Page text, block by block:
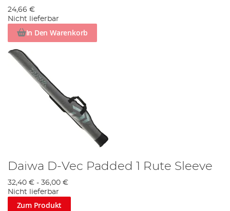
24,66 €
Nicht lieferbar
In Den Warenkorb
Daiwa D-Vec Padded 1 Rute Sleeve
32,40 € - 36,00 €
Nicht lieferbar
Zum Produkt